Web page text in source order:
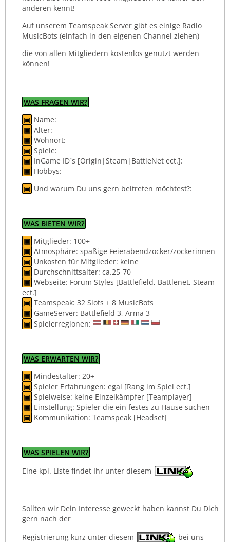
anderen kennt!
Auf unserem Teamspeak Server gibt es einige Radio
MusicBots (einfach in den eigenen Channel ziehen)
die von allen Mitgliedern kostenlos genutzt werden
können!
WAS FRAGEN WIR?
▣ Name:
▣ Alter:
▣ Wohnort:
▣ Spiele:
▣ InGame ID´s [Origin|Steam|BattleNet ect.]:
▣ Hobbys:
▣ Und warum Du uns gern beitreten möchtest?:
WAS BIETEN WIR?
▣ Mitglieder: 100+
▣ Atmosphäre: spaßige Feierabendzocker/zockerinnen
▣ Unkosten für Mitglieder: keine
▣ Durchschnittsalter: ca.25-70
▣ Webseite: Forum Styles [Battlefield, Battlenet, Steam
ect.]
▣ Teamspeak: 32 Slots + 8 MusicBots
▣ GameServer: Battlefield 3, Arma 3
▣ Spielerregionen:
WAS ERWARTEN WIR?
▣ Mindestalter: 20+
▣ Spieler Erfahrungen: egal [Rang im Spiel ect.]
▣ Spielweise: keine Einzelkämpfer [Teamplayer]
▣ Einstellung: Spieler die ein festes zu Hause suchen
▣ Kommunikation: Teamspeak [Headset]
WAS SPIELEN WIR?
Eine kpl. Liste findet Ihr unter diesem
Sollten wir Dein Interesse geweckt haben kannst Du Dich
gern nach der
Registrierung kurz unter diesem
bei uns